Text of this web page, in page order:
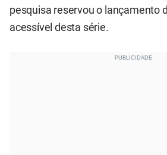
pesquisa reservou o lançamento
acessível desta série.